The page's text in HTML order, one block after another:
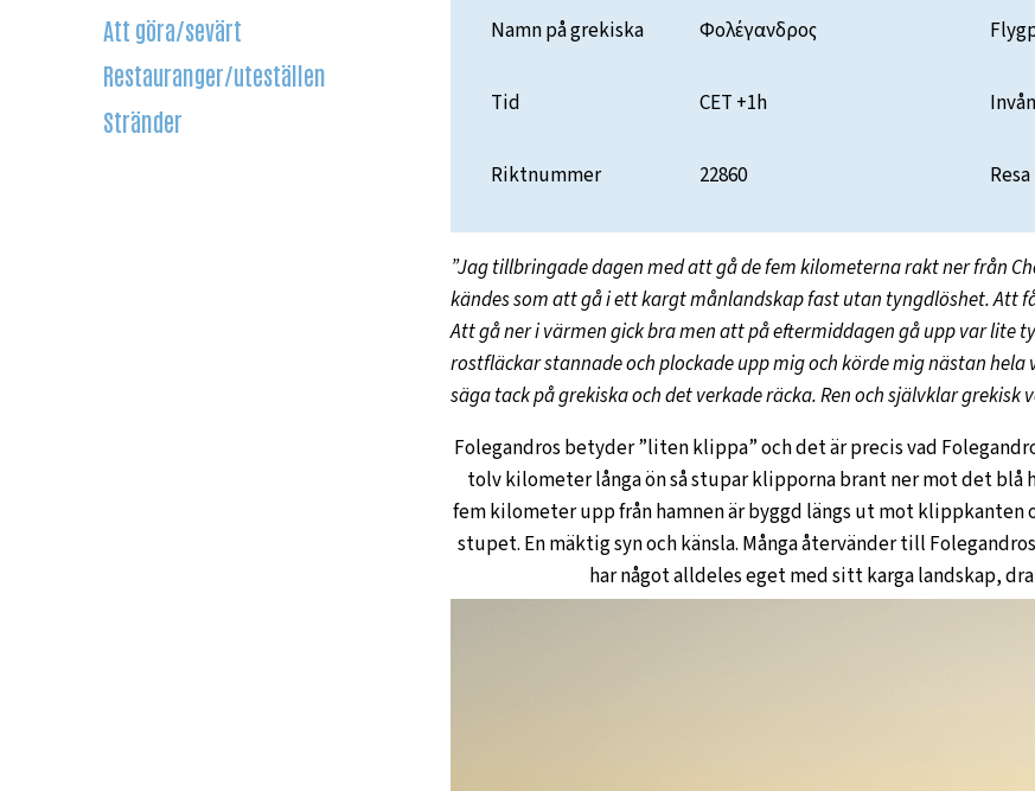
Att göra/sevärt
Restauranger/uteställen
Stränder
Namn på grekiska Φολέγανδρος
Tid CET +1h
Riktnummer 22860
”Jag tillbringade dagen med att gå de fem kilometerna rakt ner från
kändes som att gå i ett kargt månlandskap fast utan tyngdlöshet. Att
Att gå ner i värmen gick bra men att på eftermiddagen gå upp var lite
rostfläckar stannade och plockade upp mig och körde mig nästan
säga tack på grekiska och det verkade räcka. Ren och självklar grekisk
Folegandros betyder ”liten klippa” och det är precis vad
tolv kilometer långa ön så stupar klipporna brant ner mot det blå
fem kilometer upp från hamnen är byggd längs ut mot klippkanten
stupet. En mäktig syn och känsla. Många återvänder till
har något alldeles eget med sitt karga landskap,